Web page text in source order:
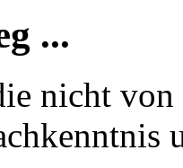
...
nicht